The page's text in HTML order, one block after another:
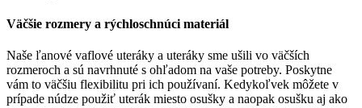
Väčšie rozmery a rýchloschnúci materiál
Naše ľanové vaflové uteráky a uteráky sme ušili vo väčších
rozmeroch a sú navrhnuté s ohľadom na vaše potreby. Poskytne
vám to väčšiu flexibilitu pri ich používaní. Kedykoľvek môžete v
prípade núdze použiť uterák miesto osušky a naopak osušku aj ako